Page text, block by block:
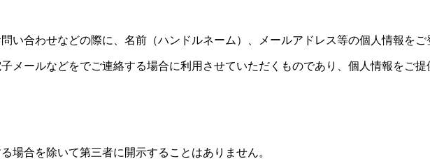
い合わせなどの際に、名前（ハンドルネーム）、メールアドレス等の個人情報をご
メールなどをでご連絡する場合に利用させていただくものであり、個人情報をご
場合を除いて第三者に開示することはありません。